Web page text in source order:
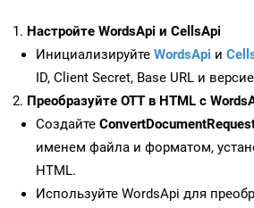
Настройте WordsApi и CellsApi
Инициализируйте WordsApi и
ID, Client Secret, Base URL и
Преобразуйте OTT в HTML с
Создайте
именем файла и форматом,
HTML.
Используйте WordsApi для